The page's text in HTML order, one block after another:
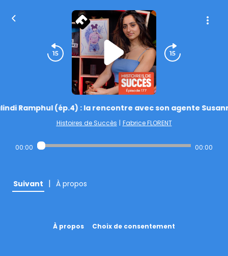
Ramphul (ép.4) : la rencontre avec son agente
Histoires de Succès | Fabrice FLORENT
00:00 00:00
Suivant | À propos
À propos Choix de consentement